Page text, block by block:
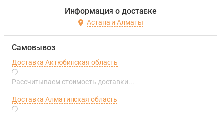
Информация о доставке
Астана и Алматы
Самовывоз
Доставка Актюбинская область
Рассчитываем стоимость доставки...
Доставка Алматинская область